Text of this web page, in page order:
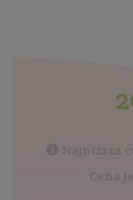
Najniższa
Cena